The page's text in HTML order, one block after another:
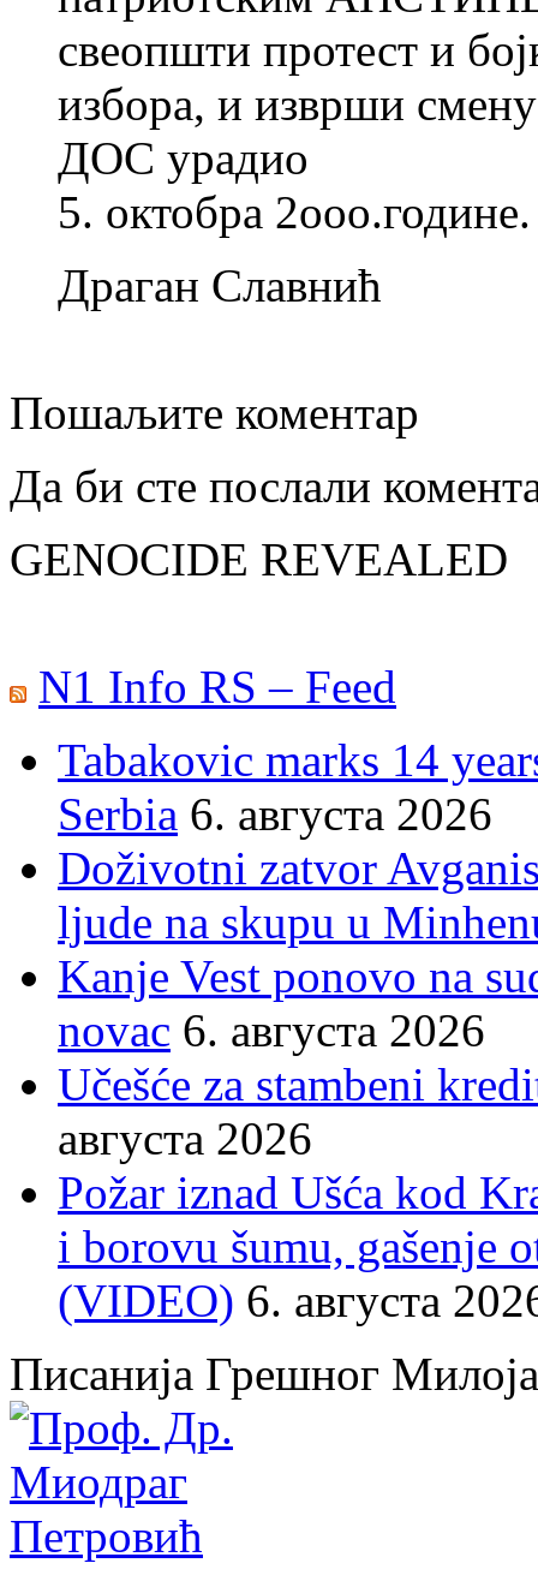
свеопшти протест и
избора, и изврши
ДОС урадио
5. октобра 2ооо.године.
Драган Славнић
Пошаљите коментар
Да би сте послали
GENOCIDE REVEALED
N1 Info RS – Feed
Tabakovic marks 14
Serbia 6. августа 2026
Doživotni zatvor
ljude na skupu u
Kanje Vest ponovo na
novac 6. августа 2026
Učešće za stambeni
августа 2026
Požar iznad Ušća kod
i borovu šumu, gašenje
(VIDEO) 6. августа
Писанија Грешног Милоја